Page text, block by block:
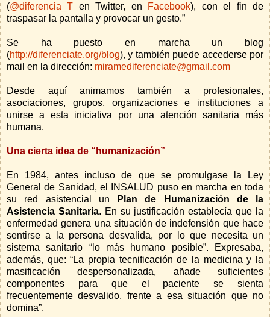
(@diferencia_T en Twitter, en Facebook), con el fin de
traspasar la pantalla y provocar un gesto.”
Se ha puesto en marcha un b log
(http://diferenciate.org/blog), y también puede accederse por
mail en la dirección: miramediferenciate@gmail.com
Desde aquí animamos también a profesionales,
asociaciones, grupos, organizaciones e instituciones a
unirse a esta iniciativa por una atención sanitaria más
humana.
Una cierta idea de “humanización”
En 1984, antes incluso de que se promulgase la Ley
General de Sanidad, el INSALUD puso en marcha en toda
su red asistencial un
Plan de Humanización de la
Asistencia Sanitaria. En su justificación establecía que la
enfermedad genera una situación de indefensión que hace
sentirse a la persona desvalida, por lo que necesita un
sistema sanitario “lo más humano posible”. Expresaba,
además, que: “La propia tecnificación de la medicina y la
masificación despersonalizada, añade suficientes
componentes para que el paciente se sienta
frecuentemente desvalido, frente a esa situación que no
domina”.